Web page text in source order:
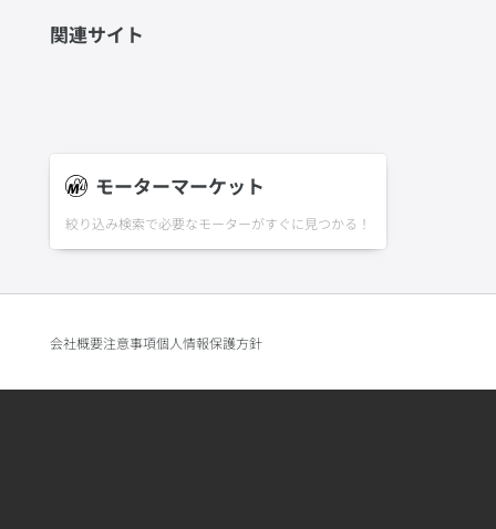
関連サイト
モーターマーケット
絞り込み検索で必要なモーターがすぐに見つかる！
会社概要注意事項個人情報保護方針